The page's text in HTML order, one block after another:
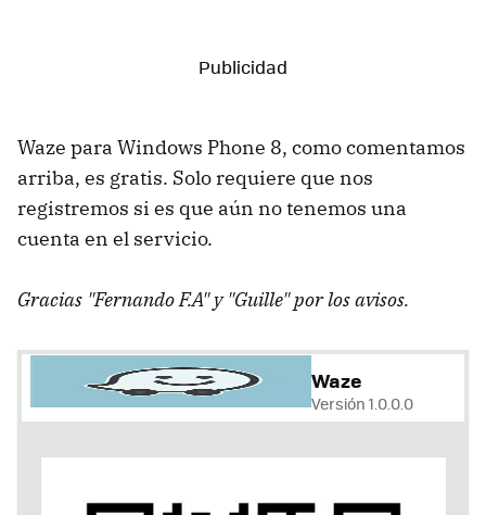
Waze para Windows Phone 8, como comentamos
arriba, es gratis. Solo requiere que nos
registremos si es que aún no tenemos una
cuenta en el servicio.
Gracias "Fernando F.A" y "Guille" por los avisos.
Waze
Versión 1.0.0.0